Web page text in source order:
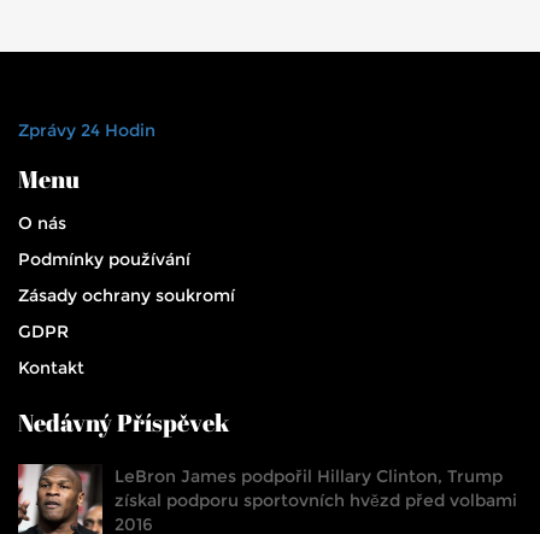
Zprávy 24 Hodin
Menu
O nás
Podmínky používání
Zásady ochrany soukromí
GDPR
Kontakt
Nedávný Příspěvek
LeBron James podpořil Hillary Clinton, Trump
získal podporu sportovních hvězd před volbami
2016